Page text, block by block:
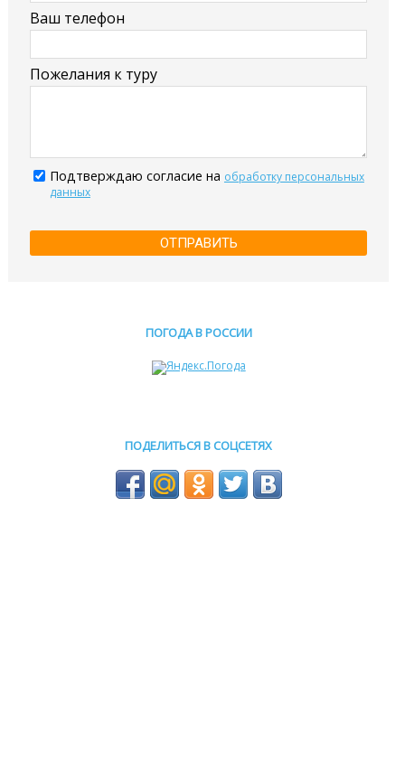
Ваш телефон
Пожелания к туру
Подтверждаю согласие на обработку персональных
данных
ОТПРАВИТЬ
ПОГОДА В РОССИИ
ПОДЕЛИТЬСЯ В СОЦСЕТЯХ